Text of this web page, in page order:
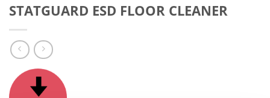
STATGUARD ESD FLOOR CLEANER